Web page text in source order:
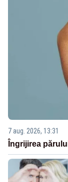
7 aug. 2026, 13:31
Îngrijirea